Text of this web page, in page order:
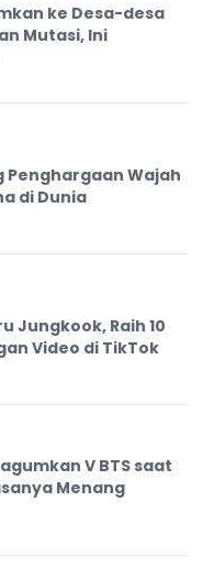
ke Desa-desa
Mutasi, Ini
Penghargaan Wajah
di Dunia
Jungkook, Raih 10
Video di TikTok
V BTS saat
Menang